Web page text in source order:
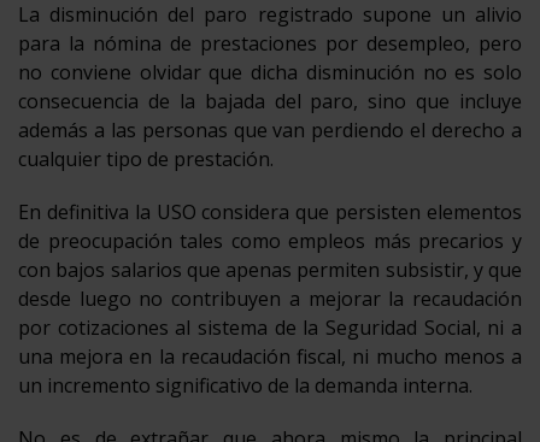
La disminución del paro registrado supone un alivio
para la nómina de prestaciones por desempleo, pero
no conviene olvidar que dicha disminución no es solo
consecuencia de la bajada del paro, sino que incluye
además a las personas que van perdiendo el derecho a
cualquier tipo de prestación.
En definitiva la USO considera que persisten elementos
de preocupación tales como empleos más precarios y
con bajos salarios que apenas permiten subsistir, y que
desde luego no contribuyen a mejorar la recaudación
por cotizaciones al sistema de la Seguridad Social, ni a
una mejora en la recaudación fiscal, ni mucho menos a
un incremento significativo de la demanda interna.